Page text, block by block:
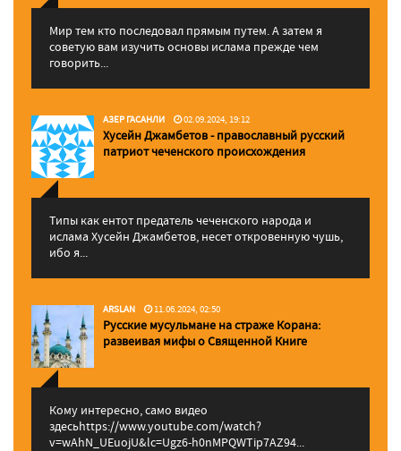
Мир тем кто последовал прямым путем. А затем я
советую вам изучить основы ислама прежде чем
говорить...
АЗЕР ГАСАНЛИ 02.09.2024, 19:12
Хусейн Джамбетов - православный русский
патриот чеченского происхождения
Типы как ентот предатель чеченского народа и
ислама Хусейн Джамбетов, несет откровенную чушь,
ибо я...
ARSLAN 11.06.2024, 02:50
Русские мусульмане на страже Корана:
pазвеивая мифы о Священной Книге
Кому интересно, само видео
здесьhttps://www.youtube.com/watch?
v=wAhN_UEuojU&lc=Ugz6-h0nMPQWTip7AZ94...